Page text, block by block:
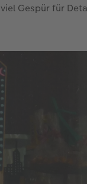
viel Gespür für